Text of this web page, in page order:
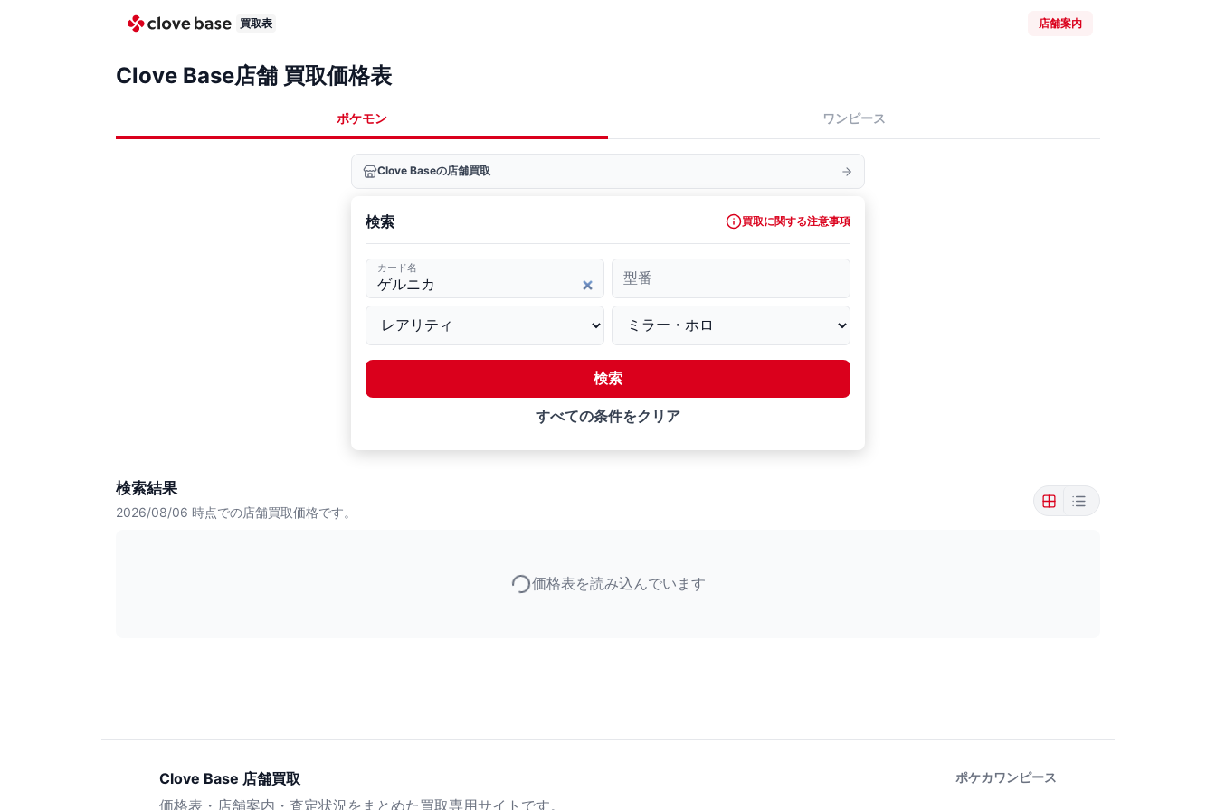
買取表 店舗案内
Clove Base店舗 買取価格表
ポケモン ワンピース
Clove Baseの店舗買取
検索 買取に関する注意事項
カード名
型番
検索
すべての条件をクリア
検索結果
2026/08/06 時点での店舗買取価格です。
価格表を読み込んでいます
Clove Base 店舗買取
価格表・店舗案内・査定状況をまとめた買取専用サイトです。
ポケカワンピース